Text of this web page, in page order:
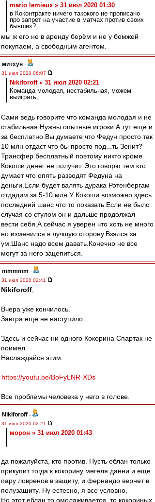
mario lemieux » 31 июл 2020 01:30
в Коконтракте ничего такокого не прописано
про запрет на участие в матчах против своих
бывших?
мы ж его не в аренду берём и не у бомжей
покупаем, а свободным агентом.
митхун -
31 июл 2020 06:07
Nikiforoff » 31 июл 2020 02:21
Команда молодая, нестабильная, можем
выиграть,
Сами ведь говорите что команда молодая и не
стабильная.Нужны опытные игроки.А тут ещё и
за бесплатно.Вы думаете что Федун просто так
10 млн отдаст что бы просто под...ть Зенит?
Трансфер бесплатный поэтому никто кроме
Кокоши денег не получит. Это говорю тем кто
думает что опять разводят Федуна на
деньги.Если будет валять дурака Ротенбергам
отдадим за 5-10 млн.У Кокоши возможно здесь
последний шанс что то показать.Если не было
случая со стулом он и дальше продолжал
вести себя.А сейчас я уверен что хоть не много
но изменился в лучшую сторону.Взялся за
ум.Шанс надо всем давать.Конечно не все
могут за него зацепиться.
mmmmm -
31 июл 2020 02:41
Nikiforoff
Вчера уже кончилось.
Завтра ещё не наступило.
Здесь и сейчас ни одного Кокорина Спартак не
поимел.
Наслаждайся этим.
https://youtu.be/BoFyLNR-XDs
Все проблемы человека у него в голове.
Nikiforoff -
31 июл 2020 02:21
морон » 31 июл 2020 01:43
да пожалуйста, кто против. Пусть еблан только
прикупит тогда к кокорину мегеля данни и еще
пару ловренов в защиту, и фернандо вернет в
полузащиту. Ну естесно, я все условно.
Но этот еблан то омолаживается, то кокориных